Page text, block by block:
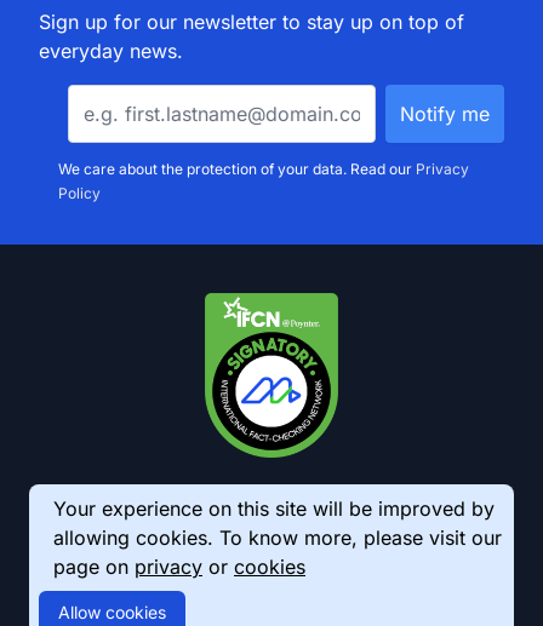
Sign up for our newsletter to stay up on top of
everyday news.
We care about the protection of your data. Read our Privacy
Policy
Your experience on this site will be improved by
allowing cookies. To know more, please visit our
page on privacy or cookies
Allow cookies
© 2026 AkhbarMeter. All Rights Reserved